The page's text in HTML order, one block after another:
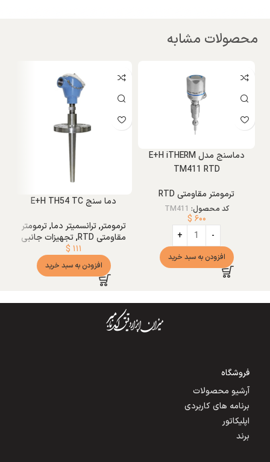
محصولات مشابه
دماسنج مدل E+H iTHERM
TM411 RTD
ترمومتر مقاومتی RTD
کد محصول: TM411
$ ۶۰۰
افزودن به سبد خرید
دما سنج E+H TH54 TC
ترمومتر,ترانسمیتر دما,ترمومتر
مقاومتی RTD
,تجهیزات جانبی
$ ۱۱۱
افزودن به سبد خرید
فروشگاه
آرشیو محصولات
برنامه های کاربردی
اپلیکاتور
برند